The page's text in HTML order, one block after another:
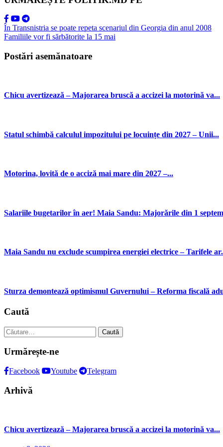
În Transnistria se poate repeta scenariul din Georgia din anul 2008
Familiile vor fi sărbătorite la 15 mai
Postări asemănatoare
Chicu avertizează – Majorarea bruscă a accizei la motorină va...
Statul schimbă calculul impozitului pe locuințe din 2027 – Unii...
Motorina, lovită de o acciză mai mare din 2027 –...
Salariile bugetarilor în aer! Maia Sandu: Majorările din 1
Maia Sandu nu exclude scumpirea energiei electrice – Tarifele
Sturza demontează optimismul Guvernului – Reforma fiscală
Caută
Caută
după:
Urmărește-ne
Facebook Youtube Telegram
Arhivă
Chicu avertizează – Majorarea bruscă a accizei la motorină va...